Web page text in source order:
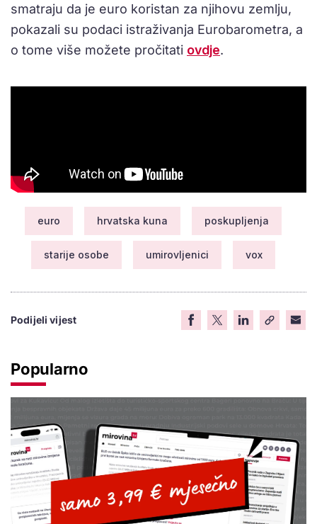
smatraju da je euro koristan za njihovu zemlju,
pokazali su podaci istraživanja Eurobarometra, a
o tome više možete pročitati ovdje.
euro hrvatska kuna poskupljenja
starije osobe umirovljenici vox
Podijeli vijest
Popularno